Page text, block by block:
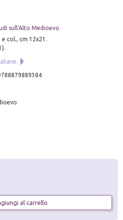
sull'Alto Medioevo
col., cm 12x21.
al carrello